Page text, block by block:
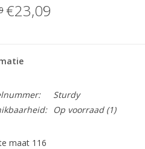
€23,09
Sturdy
Op voorraad(1)
maat 116